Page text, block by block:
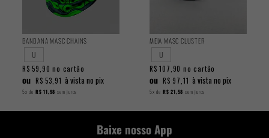
BANDANA MASC CHAINS
U
R$ 59,90 no cartão
ou R$ 53,91 à vista no pix
5x de R$ 11,98 sem juros
MEIA MASC CLUSTER
U
R$ 107,90 no cartão
ou R$ 97,11 à vista no pix
5x de R$ 21,58 sem juros
Baixe nosso App